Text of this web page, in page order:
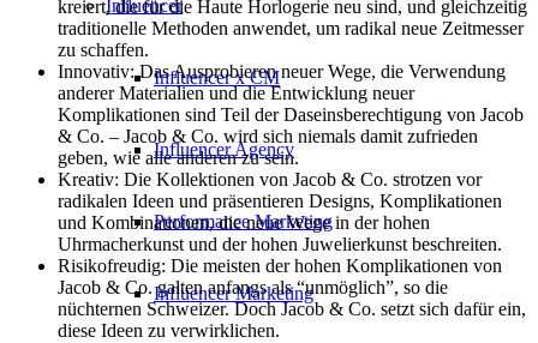
Influencer
Influencer x CM
Influencer Agency
Performance Marketing
Influencer Marketing
kreiert, die für die Haute Horlogerie neu sind, und gleichzeitig
traditionelle Methoden anwendet, um radikal neue Zeitmesser
zu schaffen.
Innovativ: Das Ausprobieren neuer Wege, die Verwendung
anderer Materialien und die Entwicklung neuer
Komplikationen sind Teil der Daseinsberechtigung von Jacob
& Co. – Jacob & Co. wird sich niemals damit zufrieden
geben, wie alle anderen zu sein.
Kreativ: Die Kollektionen von Jacob & Co. strotzen vor
radikalen Ideen und präsentieren Designs, Komplikationen
und Kombinationen, die neue Wege in der hohen
Uhrmacherkunst und der hohen Juwelierkunst beschreiten.
Risikofreudig: Die meisten der hohen Komplikationen von
Jacob & Co. galten anfangs als “unmöglich”, so die
nüchternen Schweizer. Doch Jacob & Co. setzt sich dafür ein,
diese Ideen zu verwirklichen.